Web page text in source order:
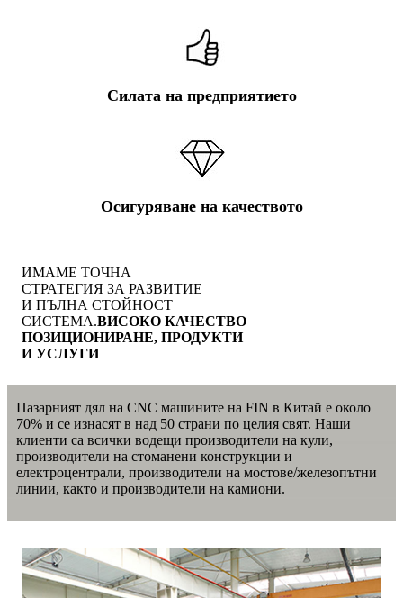
Силата на предприятието
Осигуряване на качеството
ИМАМЕ ТОЧНА
СТРАТЕГИЯ ЗА РАЗВИТИЕ
И ПЪЛНА СТОЙНОСТ
СИСТЕМА.ВИСОКО КАЧЕСТВО
ПОЗИЦИОНИРАНЕ, ПРОДУКТИ
И УСЛУГИ
Пазарният дял на CNC машините на FIN в Китай е около
70% и се изнасят в над 50 страни по целия свят. Наши
клиенти са всички водещи производители на кули,
производители на стоманени конструкции и
електроцентрали, производители на мостове/железопътни
линии, както и производители на камиони.